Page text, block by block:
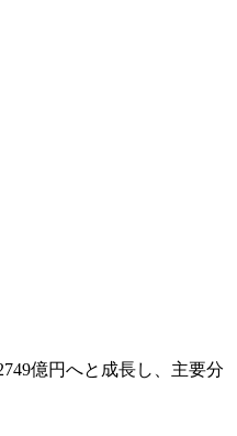
億円へと成長し、主要分